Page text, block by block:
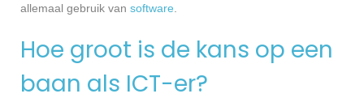
allemaal gebruik van software
Hoe groot is de kans op een
baan als ICT-er?